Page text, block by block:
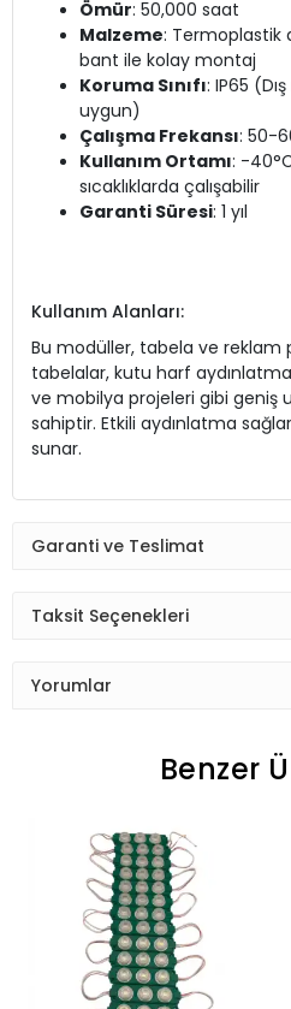
Ömür: 50,000 saat
Malzeme: Termoplastik
bant ile kolay montaj
Koruma Sınıfı: IP65
uygun)
Çalışma Frekansı: 50-
Kullanım Ortamı: -
sıcaklıklarda çalışabilir
Garanti Süresi: 1 yıl
Kullanım Alanları:
Bu modüller, tabela ve reklam
tabelalar, kutu harf
ve mobilya projeleri gibi geniş
sahiptir. Etkili aydınlatma
sunar.
Garanti ve Teslimat
Taksit Seçenekleri
Yorumlar
Benzer